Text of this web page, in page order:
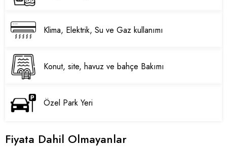
Klima, Elektrik, Su ve Gaz kullanımı
Konut, site, havuz ve bahçe Bakımı
Özel Park Yeri
Fiyata Dahil Olmayanlar